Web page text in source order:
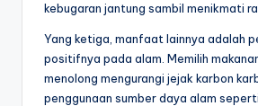
kebugaran jantung sambil menikmati
Yang ketiga, manfaat lainnya adalah
positifnya pada alam. Memilih
menolong mengurangi jejak karbon
penggunaan sumber daya alam